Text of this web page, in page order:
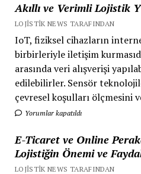
Akıllı ve Verimli Lojistik
LOJISTIK NEWS TARAFINDAN
IoT, fiziksel cihazların
birbirleriyle iletişim
arasında veri alışverişi
edilebilirler. Sensör
çevresel koşulları ölçmesini
Yorumlar kapatıldı
E-Ticaret ve Online
Lojistiğin Önemi ve
LOJISTIK NEWS TARAFINDAN